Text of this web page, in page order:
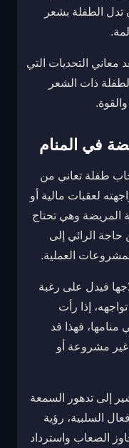
تدل الطفلة بشعر
معاني التحديات التي
ذات الشعر
في المنام
طفلة تعاني من
لعقبات مالية أو
المريضة وهي تحتاج
حاجة الرائي إلى
العملية.
فيدل على رغبة
إذا رأت
منامها، فهذا قد
مشروعة أو
إلى تدهور السمعة
السلبية، رؤية
الصعاب واسترداد